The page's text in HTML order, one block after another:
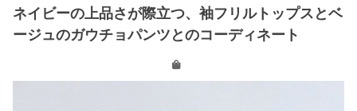
ネイビーの上品さが際立つ、袖フリルトップスとベ
ージュのガウチョパンツとのコーディネート